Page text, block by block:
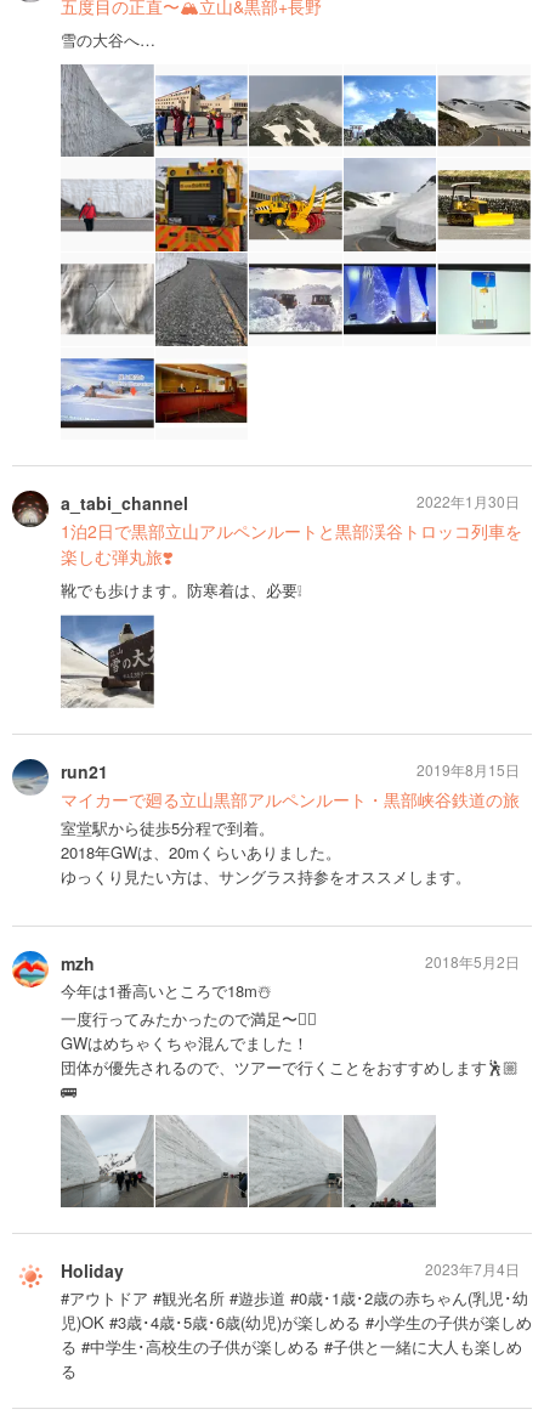
五度目の正直〜🏔立山&黒部+長野
雪の大谷へ…
a_tabi_channel
1泊2日で黒部立山アルペンルートと黒部渓谷トロッコ列車を
楽しむ弾丸旅❣️
靴でも歩けます。防寒着は、必要❕
2022年1月30日
run21
マイカーで廻る立山黒部アルペンルート・黒部峡谷鉄道の旅
室堂駅から徒歩5分程で到着。
2018年GWは、20mくらいありました。
ゆっくり見たい方は、サングラス持参をオススメします。
2019年8月15日
mzh
今年は1番高いところで18m☃️
一度行ってみたかったので満足〜👌🏼
GWはめちゃくちゃ混んでました！
団体が優先されるので、ツアーで行くことをおすすめします🕺🏼
🚌
2018年5月2日
Holiday
#アウトドア #観光名所 #遊歩道 #0歳･1歳･2歳の赤ちゃん(乳児･幼
児)OK #3歳･4歳･5歳･6歳(幼児)が楽しめる #小学生の子供が楽しめ
る #中学生･高校生の子供が楽しめる #子供と一緒に大人も楽しめ
る
2023年7月4日